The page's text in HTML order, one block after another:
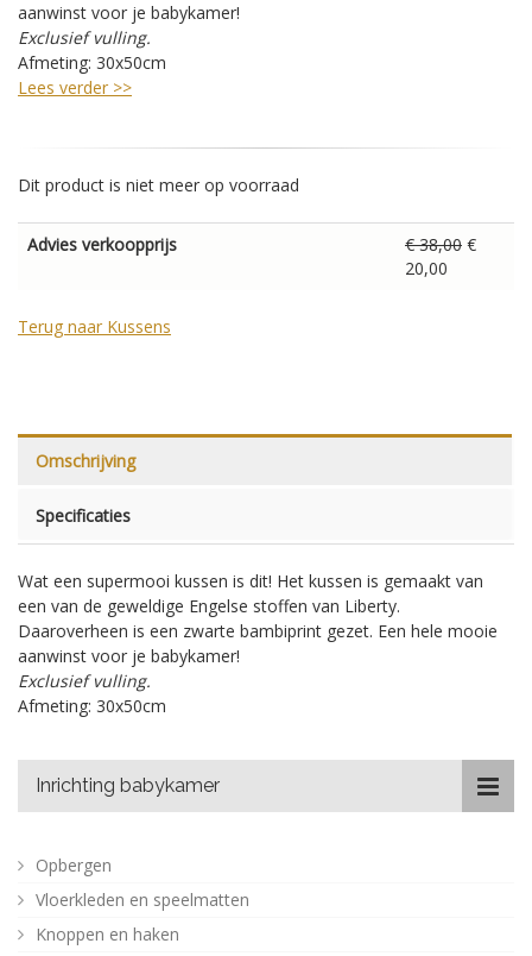
aanwinst voor je babykamer!
Exclusief vulling.
Afmeting: 30x50cm
Lees verder >>
Dit product is niet meer op voorraad
Advies verkoopprijs € 38,00 €
20,00
Terug naar Kussens
Omschrijving
Specificaties
Wat een supermooi kussen is dit! Het kussen is gemaakt van
een van de geweldige Engelse stoffen van Liberty.
Daaroverheen is een zwarte bambiprint gezet. Een hele mooie
aanwinst voor je babykamer!
Exclusief vulling.
Afmeting: 30x50cm
Inrichting babykamer
Opbergen
Vloerkleden en speelmatten
Knoppen en haken